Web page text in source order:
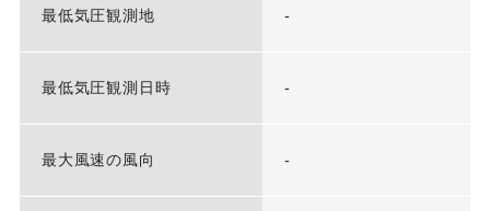
最低気圧観測地 -
最低気圧観測日時 -
最大風速の風向 -